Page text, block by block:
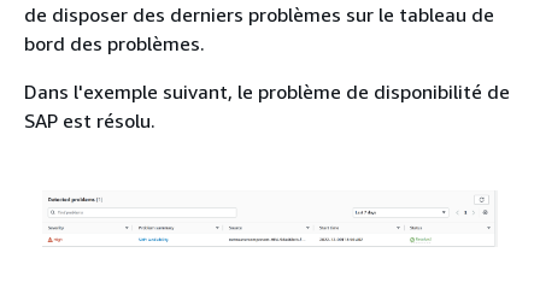
de disposer des derniers problèmes sur le tableau de
bord des problèmes.
Dans l'exemple suivant, le problème de disponibilité de
SAP est résolu.